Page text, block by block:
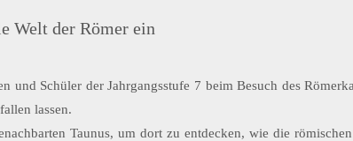
Welt der Römer ein
Schüler der Jahrgangsstufe 7 beim Besuch des
lassen.
Taunus, um dort zu entdecken, wie die